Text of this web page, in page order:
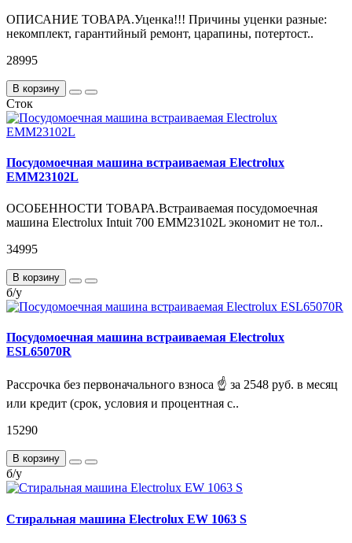
ОПИСАНИЕ ТОВАРА.Уценка!!! Причины уценки разные:
некомплект, гарантийный ремонт, царапины, потертост..
28995
В корзину
Сток
Посудомоечная машина встраиваемая Electrolux
EMM23102L
ОСОБЕННОСТИ ТОВАРА.Встраиваемая посудомоечная
машина Electrolux Intuit 700 EMM23102L экономит не тол..
34995
В корзину
б/у
Посудомоечная машина встраиваемая Electrolux
ESL65070R
Рассрочка без первоначального взноса ☝ за 2548 руб. в месяц
или кредит (срок, условия и процентная с..
15290
В корзину
б/у
Стиральная машина Electrolux EW 1063 S